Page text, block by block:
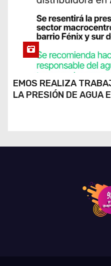
EMOS REALIZA
LA PRESIÓN DE AGUA